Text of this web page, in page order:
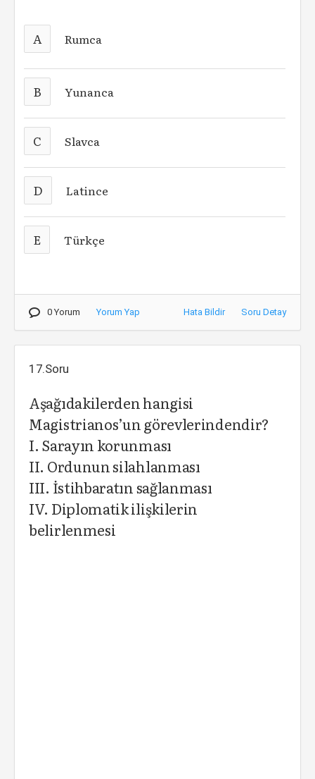
A Rumca
B Yunanca
C Slavca
D Latince
E Türkçe
0 Yorum Yorum Yap Hata Bildir Soru Detay
17.Soru
Aşağıdakilerden hangisi
Magistrianos’un görevlerindendir?
I. Sarayın korunması
II. Ordunun silahlanması
III. İstihbaratın sağlanması
IV. Diplomatik ilişkilerin
belirlenmesi